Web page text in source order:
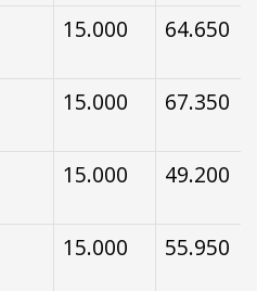
15.000 64.650
15.000 67.350
15.000 49.200
15.000 55.950